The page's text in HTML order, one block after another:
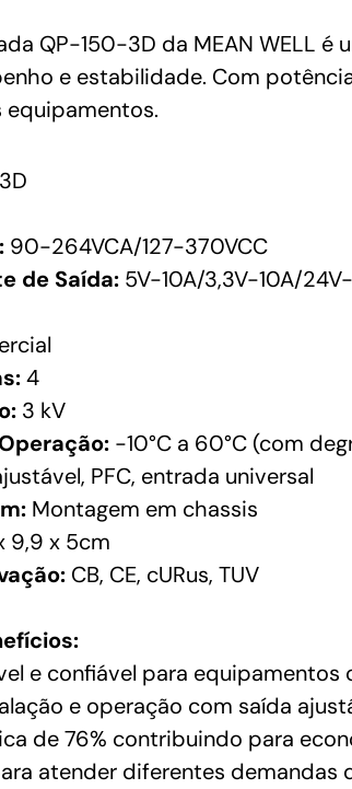
WELL
QP-150-3D da MEAN WELL
e estabilidade. Com
90-264VCA/127-370VCC
de Saída: 5V-10A/3,3V-10A/
4
3 kV
-10°C a 60°C (com
PFC, entrada universal
Montagem em chassis
9,9 x 5cm
CB, CE, cURus, TUV
e confiável para equipamentos
e operação com saída
de 76% contribuindo para
atender diferentes demandas